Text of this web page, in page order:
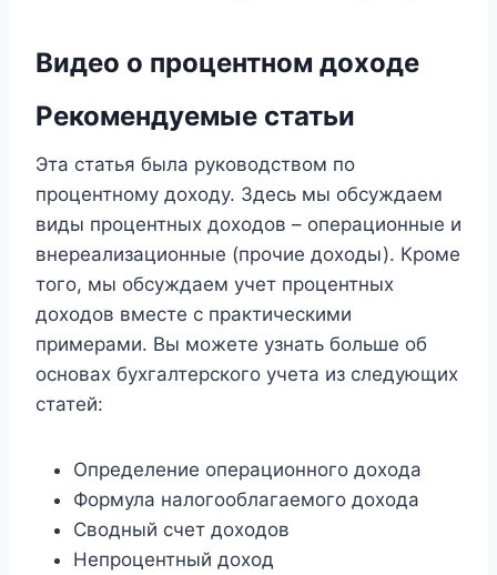
Видео о процентном доходе
Рекомендуемые статьи
Эта статья была руководством по
процентному доходу. Здесь мы обсуждаем
виды процентных доходов – операционные и
внереализационные (прочие доходы). Кроме
того, мы обсуждаем учет процентных
доходов вместе с практическими
примерами. Вы можете узнать больше об
основах бухгалтерского учета из следующих
статей:
Определение операционного дохода
Формула налогооблагаемого дохода
Сводный счет доходов
Непроцентный доход